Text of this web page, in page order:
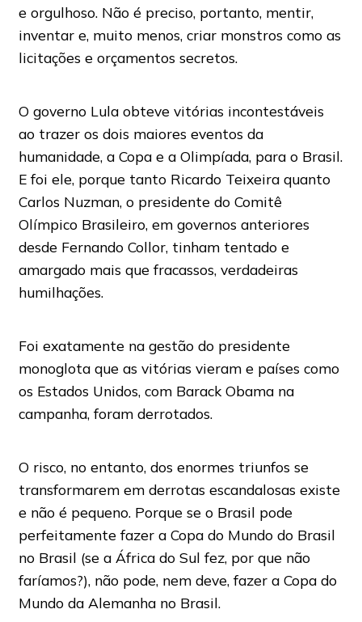
e orgulhoso. Não é preciso, portanto, mentir,
inventar e, muito menos, criar monstros como as
licitações e orçamentos secretos.
O governo Lula obteve vitórias incontestáveis
ao trazer os dois maiores eventos da
humanidade, a Copa e a Olimpíada, para o Brasil.
E foi ele, porque tanto Ricardo Teixeira quanto
Carlos Nuzman, o presidente do Comitê
Olímpico Brasileiro, em governos anteriores
desde Fernando Collor, tinham tentado e
amargado mais que fracassos, verdadeiras
humilhações.
Foi exatamente na gestão do presidente
monoglota que as vitórias vieram e países como
os Estados Unidos, com Barack Obama na
campanha, foram derrotados.
O risco, no entanto, dos enormes triunfos se
transformarem em derrotas escandalosas existe
e não é pequeno. Porque se o Brasil pode
perfeitamente fazer a Copa do Mundo do Brasil
no Brasil (se a África do Sul fez, por que não
faríamos?), não pode, nem deve, fazer a Copa do
Mundo da Alemanha no Brasil.